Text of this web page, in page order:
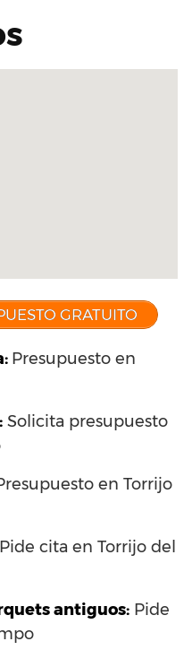
GRATUITO
Presupuesto en
: Solicita presupuesto
en Torrijo
Pide cita en Torrijo del
antiguos: Pide